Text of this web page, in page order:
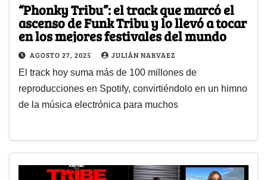
“Phonky Tribu”: el track que marcó el
ascenso de Funk Tribu y lo llevó a tocar
en los mejores festivales del mundo
AGOSTO 27, 2025 JULIÁN NARVAEZ
El track hoy suma más de 100 millones de
reproducciones en Spotify, convirtiéndolo en un himno
de la música electrónica para muchos